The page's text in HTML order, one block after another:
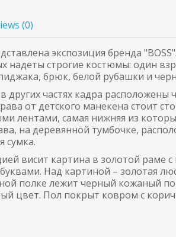
(0)
экспозиция бренда
надеты строгие костюмы: один
брюк, белой рубашки и
других частях кадра
от детского манекена стоит
лентами, самая нижняя из
на деревянной тумбочке,
сумка.
висит картина в золотой раме
Над картиной – золотая
полке лежит черный кожаный
цвет. Пол покрыт ковром с